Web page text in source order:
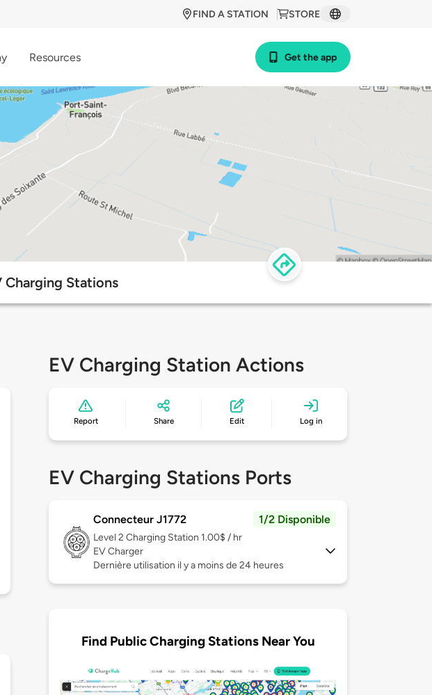
STORE
FIND A STATION
Resources Get the app
Stations
EV Charging Station Actions
Report Share Edit Log in
EV Charging Stations Ports
Connecteur J1772 1/2 Disponible
Level 2 Charging Station 1.00$ / hr
EV Charger
Dernière utilisation il y a moins de 24 heures
Find Public Charging Stations Near You